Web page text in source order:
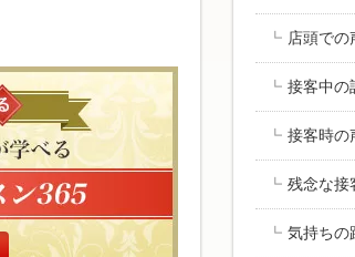
高い商品でも面
店頭での
接客中の
接客時の
残念な接
気持ちの